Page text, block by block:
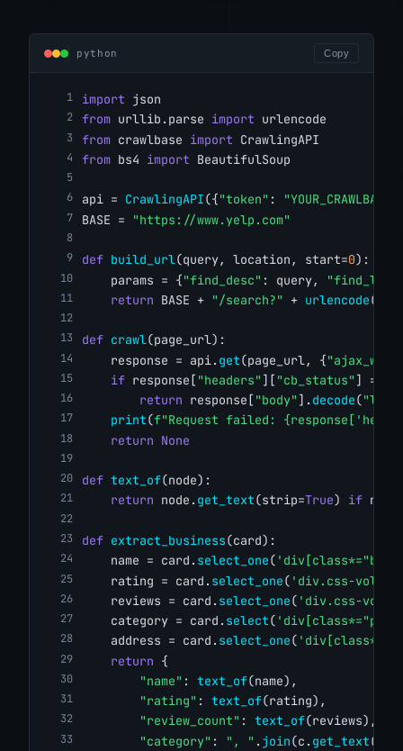
python Copy
import json
from urllib.parse import urlencode
from crawlbase import CrawlingAPI
from bs4 import BeautifulSoup
api = CrawlingAPI({"token" :
BASE =
"https://www.yelp.com"
def build_url(query, location, start=0):
    params = {
"find_desc" : query, "find_loc"
return BASE + "/search?" + urlencode
def crawl(page_url):
    response = api.
get(page_url, {
if response[ "headers" ][ "cb_status" ] ==
return response[ "body" ]. decode(
print(f"Request failed:
return None
def text_of(node):
return node. get_text(strip=True) if
def extract_business(card):
    name = card.
select_one(
    rating = card.
select_one( 'div.css-
    reviews = card.
select_one( 'div.css-
    category = card.
select(
    address = card.
select_one(
return {
"name" : text_of(name),
"rating" : text_of(rating),
"review_count" : text_of(reviews),
"category" : ", " . join(c. get_text